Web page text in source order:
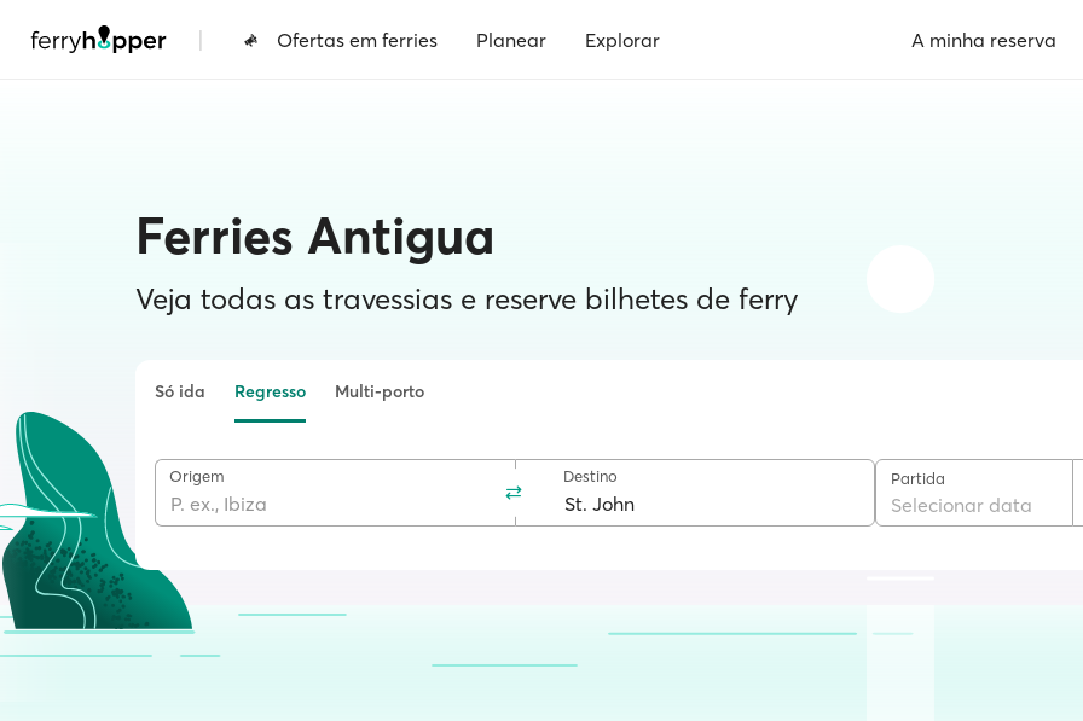
| Ofertas em ferries Planear Explorar A minha reserva
Ferries Antigua
Veja todas as travessias e reserve bilhetes de ferry
Só ida Regresso Multi-porto
Origem Destino Partida
Selecionar data